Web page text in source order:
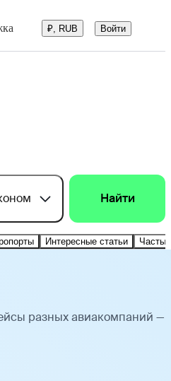
₽, RUB Войти
Найти
Интересные статьи
разных авиакомпаний —